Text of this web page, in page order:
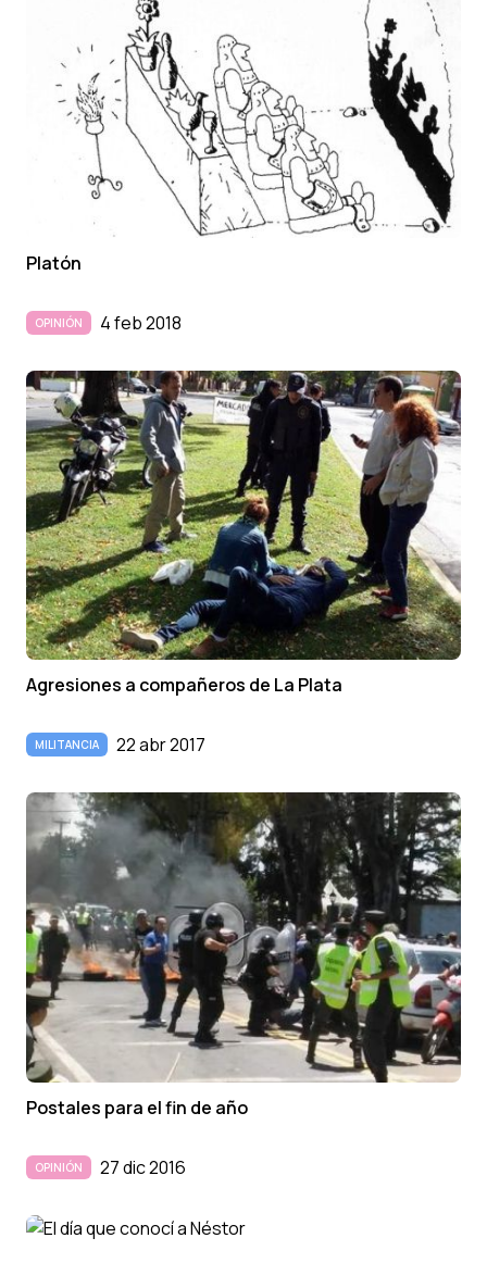
Platón
OPINIÓN 4 feb 2018
Agresiones a compañeros de La Plata
MILITANCIA 22 abr 2017
Postales para el fin de año
OPINIÓN 27 dic 2016